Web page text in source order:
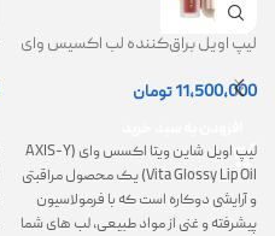
لیپ اویل براق‌کننده لب اکسیس وای
11,500,000تومان
لیپ اویل شاین ویتا اکسس وای (AXIS-Y
Vita Glossy Lip Oil) یک محصول مراقبتی
و آرایشی دوکاره است که با فرمولاسیون
پیشرفته و غنی از مواد طبیعی، لب های شما